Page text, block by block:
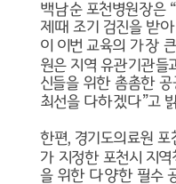
백남순 포천병원장은 “
제때 조기 검진을 받
이 이번 교육의 가장
원은 지역 유관기관들
신들을 위한 촘촘한
최선을 다하겠다”고
한편, 경기도의료원 포
가 지정한 포천시 지
을 위한 다양한 필수